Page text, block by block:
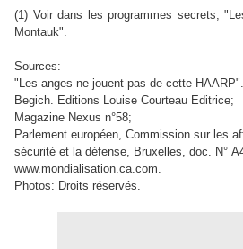
(1) Voir dans les programmes secrets,
Montauk".
Sources:
"Les anges ne jouent pas de cette
Begich. Editions Louise Courteau Editrice;
Magazine Nexus n°58;
Parlement européen, Commission sur les
sécurité et la défense, Bruxelles, doc. N°
www.mondialisation.ca.com.
Photos: Droits réservés.